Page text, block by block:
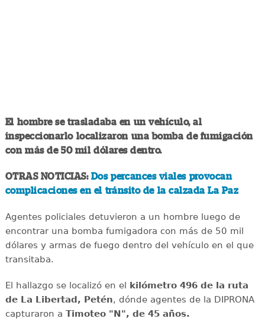
El hombre se trasladaba en un vehículo, al
inspeccionarlo localizaron una bomba de fumigación
con más de 50 mil dólares dentro.
OTRAS NOTICIAS:Dos percances viales provocan
complicaciones en el tránsito de la calzada La Paz
Agentes policiales detuvieron a un hombre luego de
encontrar una bomba fumigadora con más de 50 mil
dólares y armas de fuego dentro del vehículo en el que
transitaba.
El hallazgo se localizó en el kilómetro 496 de la ruta
de La Libertad, Petén, dónde agentes de la DIPRONA
capturaron a Timoteo "N", de 45 años.